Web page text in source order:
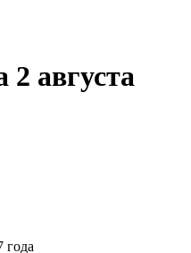
2 августа